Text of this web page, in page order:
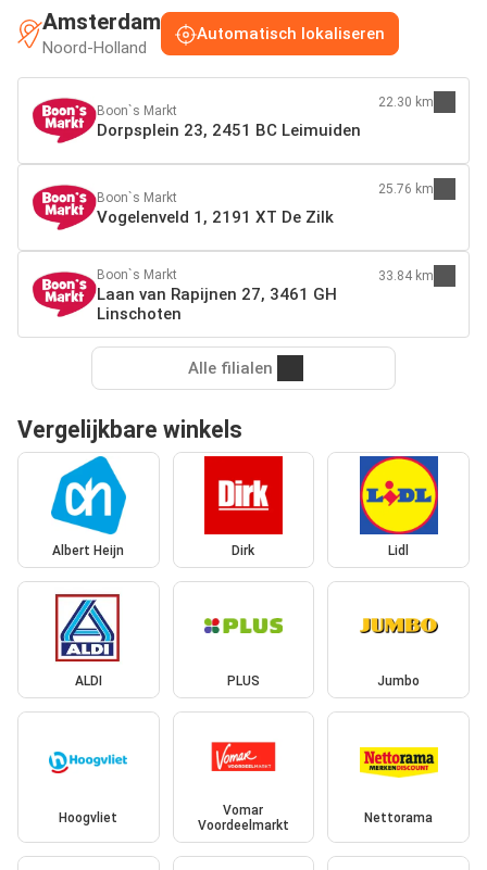
Amsterdam
Noord-Holland
Automatisch lokaliseren
Boon`s Markt
Dorpsplein 23, 2451 BC Leimuiden
22.30 km
Boon`s Markt
Vogelenveld 1, 2191 XT De Zilk
25.76 km
Boon`s Markt
Laan van Rapijnen 27, 3461 GH
Linschoten
33.84 km
Alle filialen
Vergelijkbare winkels
Albert Heijn Dirk Lidl
ALDI PLUS Jumbo
Hoogvliet
Vomar
Voordeelmarkt
Nettorama